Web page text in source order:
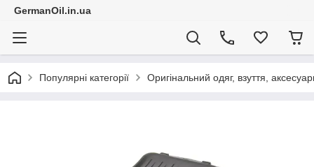
GermanOil.in.ua
Популярні категорії Оригінальний одяг, взуття,